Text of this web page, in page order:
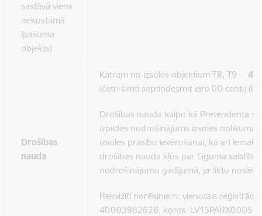
sastāvā viens
nekustamā
īpašuma
objekts)
Drošības
nauda
Katram no izsoles objektiem T8, T9 –
(četri simti septiņdesmit eiro 00 centi)
Drošības nauda kalpo kā Pretendenta
izpildes nodrošinājums izsoles nolikumā
izsoles prasību ievērošanai, kā arī
drošības nauda kļūs par Līguma saistību
nodrošinājumu gadījumā, ja tiktu
Rekvizīti norēķiniem: vienotais
40003982628, konts: